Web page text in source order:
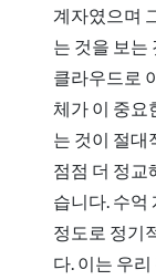
계자였으며
는 것을 보는
클라우드로
체가 이 중요
는 것이 절대
점점 더 정교
습니다. 수억
정도로 정기
다. 이는 우